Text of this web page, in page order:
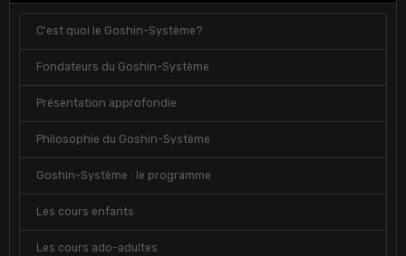
C'est quoi le Goshin-Système?
Fondateurs du Goshin-Système
Présentation approfondie
Philosophie du Goshin-Système
Goshin-Système : le programme
Les cours enfants
Les cours ado-adultes